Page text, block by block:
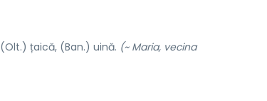
țaică, (Ban.) uină. (~ Maria, vecina